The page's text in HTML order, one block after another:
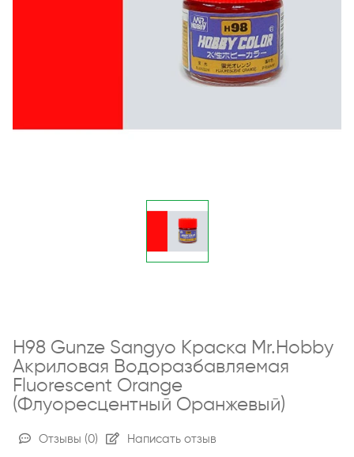
H98 Gunze Sangyo Краска Mr.Hobby
Акриловая Водоразбавляемая
Fluorescent Orange
(флуоресцентный Оранжевый)
Отзывы (0) Написать отзыв